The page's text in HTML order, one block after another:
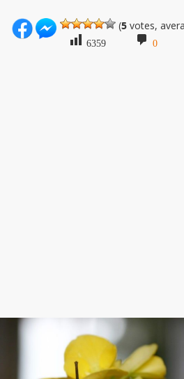
(5votes,
6359 0